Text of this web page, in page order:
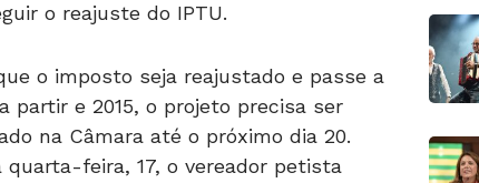
o reajuste do IPTU.
o imposto seja reajustado e passe a
partir e 2015, o projeto precisa ser
na Câmara até o próximo dia 20.
quarta-feira, 17, o vereador petista